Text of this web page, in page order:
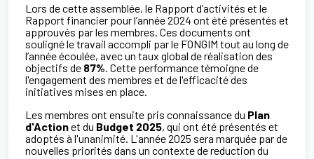
Lors de cette assemblée, le Rapport d’activités et le
Rapport financier pour l’année 2024 ont été présentés et
approuvés par les membres. Ces documents ont
souligné le travail accompli par le FONGIM tout au long de
l’année écoulée, avec un taux global de réalisation des
objectifs de 87%. Cette performance témoigne de
l'engagement des membres et de l'efficacité des
initiatives mises en place.
Les membres ont ensuite pris connaissance du Plan
d'Actionet du Budget 2025, qui ont été présentés et
adoptés à l'unanimité. L'année 2025 sera marquée par de
nouvelles priorités dans un contexte de reduction du